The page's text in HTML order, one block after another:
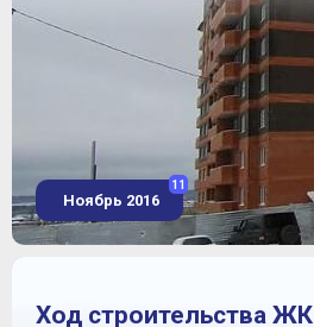
Ноябрь 2016
11
Ход строительства ЖК